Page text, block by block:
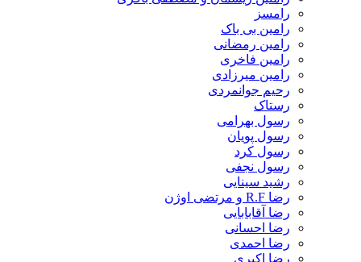
رامسز
رامین بی باک
رامین رمضانی
رامین فاخری
رامین میرزادی
رحیم جوانمردی
رستاک
رسول بهرامی
رسول پویان
رسول کرد
رسول نجفی
رشید سینایی
رضا R.F و مرتضی اوژن
رضا آقابابایی
رضا احسانی
رضا احمدی
رضا اکبری